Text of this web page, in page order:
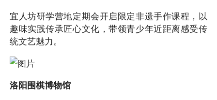
宜人坊研学营地定期会开启限定非遗手作课程，以
趣味实践传承匠心文化，带领青少年近距离感受传
统文艺魅力。
洛阳围棋博物馆